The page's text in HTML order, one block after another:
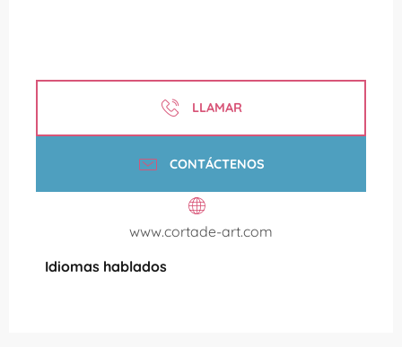
LLAMAR
CONTÁCTENOS
www.cortade-art.com
Idiomas hablados
Idiomas hablados